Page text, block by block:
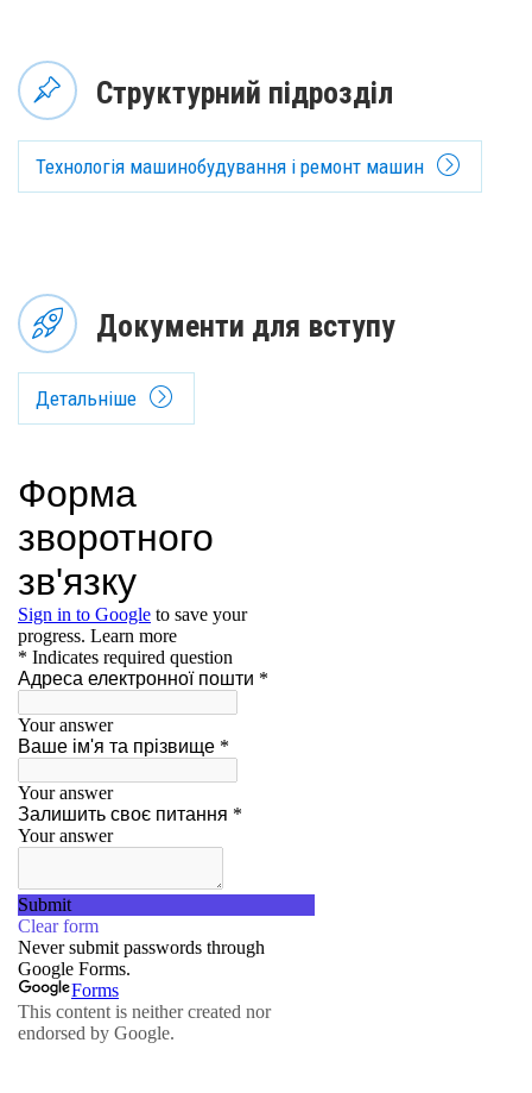
Структурний підрозділ
Технологія машинобудування і ремонт машин
Документи для вступу
Детальніше